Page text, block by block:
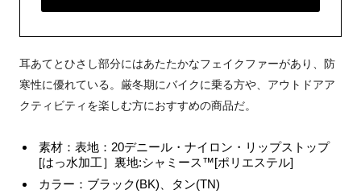
耳あてとひさし部分にはあたたかなフェイクファーがあり、防
寒性に優れている。厳冬期にバイクに乗る方や、アウトドアア
クティビティを楽しむ方におすすめの商品だ。
素材：表地：20デニール・ナイロン・リップストップ
[はっ水加工］裏地:シャミース™[ポリエステル]
カラー：ブラック(BK)、タン(TN)